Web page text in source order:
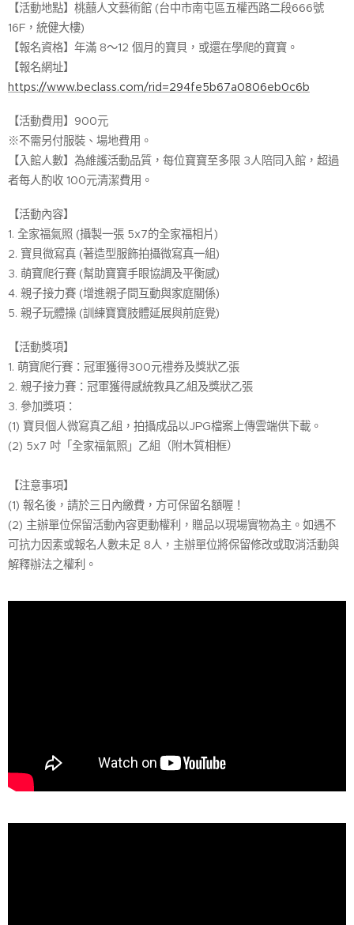
【活動地點】桃囍人文藝術館 (台中市南屯區五權西路二段666號
16F，統健大樓)
【報名資格】年滿 8～12 個月的寶貝，或還在學爬的寶寶。
【報名網址】
https://www.beclass.com/rid=294fe5b67a0806eb0c6b
【活動費用】900元
※不需另付服裝、場地費用。
【入館人數】為維護活動品質，每位寶寶至多限 3人陪同入館，超過
者每人酌收 100元清潔費用。
【活動內容】
1. 全家福氣照 (攝製一張 5x7的全家福相片)
2. 寶貝微寫真 (著造型服飾拍攝微寫真一組)
3. 萌寶爬行賽 (幫助寶寶手眼協調及平衡感)
4. 親子接力賽 (增進親子間互動與家庭關係)
5. 親子玩體操 (訓練寶寶肢體延展與前庭覺)
【活動獎項】
1. 萌寶爬行賽：冠軍獲得300元禮券及獎狀乙張
2. 親子接力賽：冠軍獲得感統教具乙組及獎狀乙張
3. 參加獎項：
(1) 寶貝個人微寫真乙組，拍攝成品以JPG檔案上傳雲端供下載。
(2) 5x7 吋「全家福氣照」乙組（附木質相框）
【注意事項】
(1) 報名後，請於三日內繳費，方可保留名額喔！
(2) 主辦單位保留活動內容更動權利，贈品以現場實物為主。如遇不
可抗力因素或報名人數未足 8人，主辦單位將保留修改或取消活動與
解釋辦法之權利。